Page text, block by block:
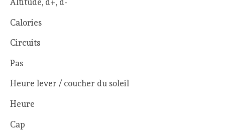
Altitude, d+, d-
Calories
Circuits
Pas
Heure lever / coucher du soleil
Heure
Cap